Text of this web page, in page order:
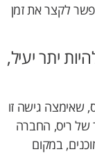
לקצר את זמן
יתר יעיל,
שאימצה גישה זו
של ריס, החברה
במקום